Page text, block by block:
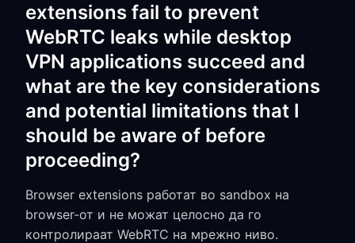
extensions fail to prevent
WebRTC leaks while desktop
VPN applications succeed and
what are the key considerations
and potential limitations that I
should be aware of before
proceeding?
Browser extensions работат во sandbox на
browser-от и не можат целосно да го
контролираат WebRTC на мрежно ниво.